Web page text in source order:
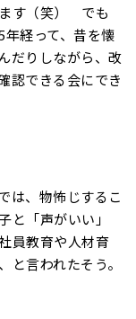
す（笑） でも
経って、昔を懐
だりしながら、改
認できる会にでき
は、物怖じするこ
と「声がいい」
員教育や人材育
言われたそう。